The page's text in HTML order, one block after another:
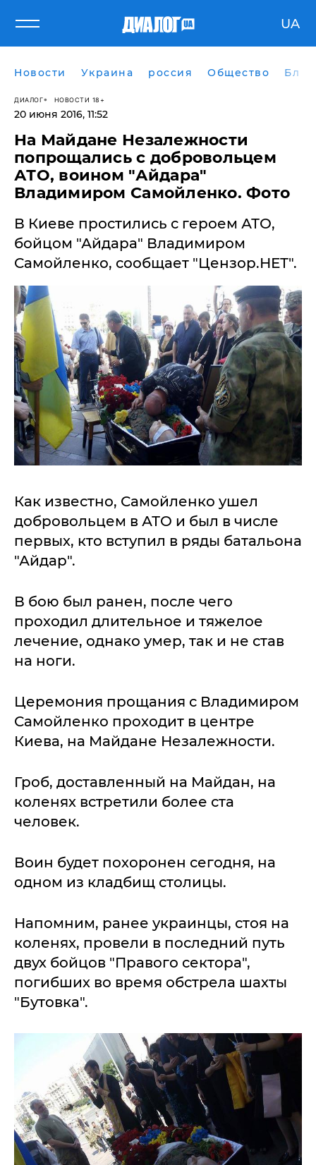
UA
Новости Украина россия Общество
ДИАЛОГ НОВОСТИ 18+
20 июня 2016, 11:52
На Майдане Незалежности
попрощались с добровольцем
АТО, воином "Айдара"
Владимиром Самойленко. Фото
В Киеве простились с героем АТО,
бойцом "Айдара" Владимиром
Самойленко, сообщает "Цензор.НЕТ".
Как известно, Самойленко ушел
добровольцем в АТО и был в числе
первых, кто вступил в ряды батальона
"Айдар".
В бою был ранен, после чего
проходил длительное и тяжелое
лечение, однако умер, так и не став
на ноги.
Церемония прощания с Владимиром
Самойленко проходит в центре
Киева, на Майдане Незалежности.
Гроб, доставленный на Майдан, на
коленях встретили более ста
человек.
Воин будет похоронен сегодня, на
одном из кладбищ столицы.
Напомним, ранее украинцы, стоя на
коленях, провели в последний путь
двух бойцов "Правого сектора",
погибших во время обстрела шахты
"Бутовка".